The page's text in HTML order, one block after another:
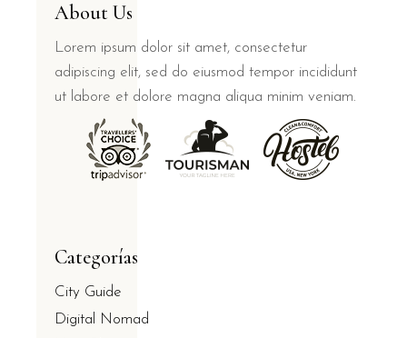
About Us
Lorem ipsum dolor sit amet, consectetur
adipiscing elit, sed do eiusmod tempor incididunt
ut labore et dolore magna aliqua minim veniam.
Categorías
City Guide
Digital Nomad